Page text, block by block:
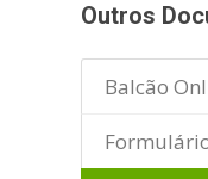
Outros
Balcão